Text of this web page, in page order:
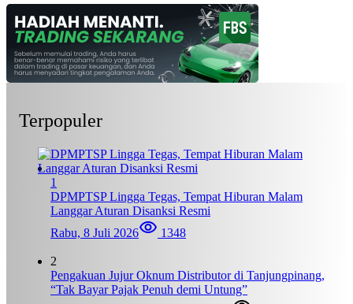
Terpopuler
1
DPMPTSP Lingga Tegas, Tempat Hiburan Malam
Langgar Aturan Disanksi Resmi
Rabu, 8 Juli 2026
1348
2
Pengakuan Jujur Oknum Distributor di Tanjungpinang,
“Tak Bayar Pajak Penuh demi Untung”